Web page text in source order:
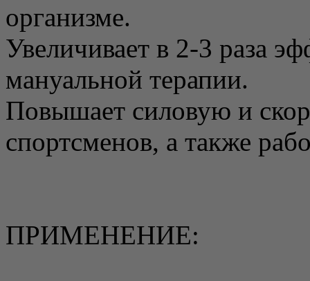
организме.
Увеличивает в 2-3 раза
мануальной терапии.
Повышает силовую и
спортсменов, а также
ПРИМЕНЕНИЕ: